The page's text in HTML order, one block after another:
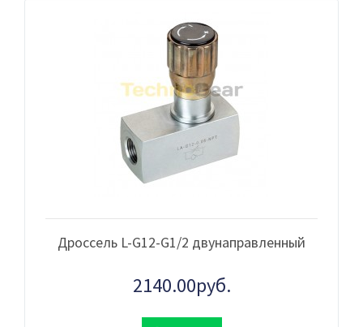
Дроссель L-G12-G1/2 двунаправленный
2140.00руб.